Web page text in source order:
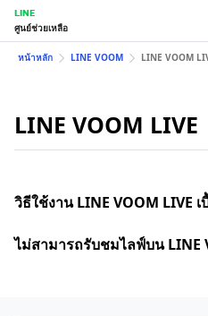
LINE
ศูนย์ช่วยเหลือ
หน้าหลัก LINE VOOM LINE VOOM
LINE VOOM LIVE
วิธีใช้งาน LINE VOOM LIVE
ไม่สามารถรับชมไลฟ์บน LINE